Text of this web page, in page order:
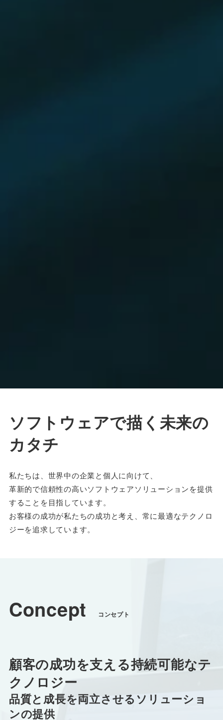
ソフトウェアで描く未来の
カタチ
私たちは、世界中の企業と個人に向けて、
革新的で信頼性の高いソフトウェアソリューションを提供
することを目指しています。
お客様の成功が私たちの成功と考え、常に最適なテクノロ
ジーを追求しています。
Concept コンセプト
顧客の成功を支える持続可能なテ
クノロジー
品質と成長を両立させるソリューショ
ンの提供